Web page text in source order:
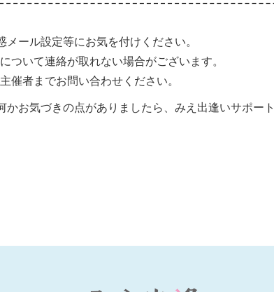
ール設定等にお気を付けください。
ついて連絡が取れない場合がございます。
催者までお問い合わせください。
お気づきの点がありましたら、みえ出逢いサポー